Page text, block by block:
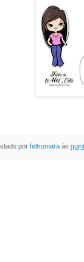
por feltromara às